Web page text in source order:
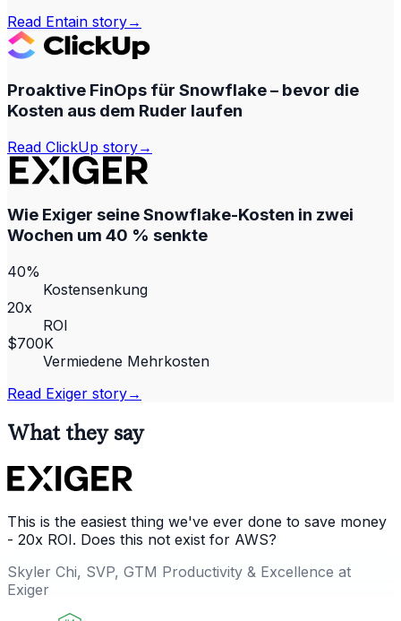
Read Entain story→
Proaktive FinOps für Snowflake – bevor die
Kosten aus dem Ruder laufen
Read ClickUp story→
Wie Exiger seine Snowflake-Kosten in zwei
Wochen um 40 % senkte
40%
Kostensenkung
20x
ROI
$700K
Vermiedene Mehrkosten
Read Exiger story→
What they say
This is the easiest thing we've ever done to save money
- 20x ROI. Does this not exist for AWS?
Skyler Chi, SVP, GTM Productivity & Excellence at
Exiger